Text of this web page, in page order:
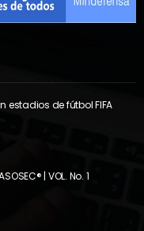
estadios de fútbol FIFA
| VOL. No. 1